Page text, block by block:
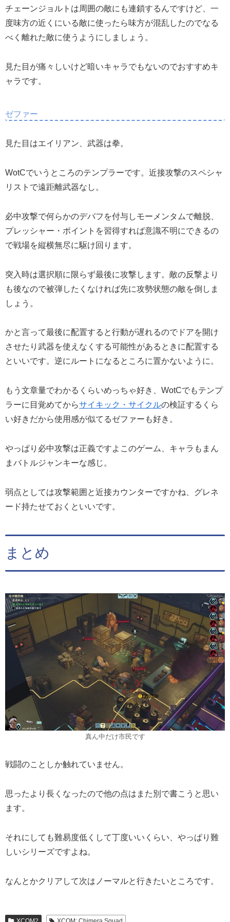
チェーンジョルトは周囲の敵にも連鎖するんですけど、一
度味方の近くにいる敵に使ったら味方が混乱したのでなる
べく離れた敵に使うようにしましょう。
見た目が痛々しいけど暗いキャラでもないのでおすすめキ
ャラです。
ゼファー
見た目はエイリアン、武器は拳。
WotCでいうところのテンプラーです。近接攻撃のスペシャ
リストで遠距離武器なし。
必中攻撃で何らかのデバフを付与しモーメンタムで離脱、
プレッシャー・ポイントを習得すれば意識不明にできるの
で戦場を縦横無尽に駆け回ります。
突入時は選択順に限らず最後に攻撃します。敵の反撃より
も後なので被弾したくなければ先に攻勢状態の敵を倒しま
しょう。
かと言って最後に配置すると行動が遅れるのでドアを開け
させたり武器を使えなくする可能性があるときに配置する
といいです。逆にルートになるところに置かないように。
もう文章量でわかるくらいめっちゃ好き、WotCでもテンプ
ラーに目覚めてからサイキック・サイクルの検証するくら
い好きだから使用感が似てるゼファーも好き。
やっぱり必中攻撃は正義ですよこのゲーム、キャラもまん
まバトルジャンキーな感じ。
弱点としては攻撃範囲と近接カウンターですかね、グレネ
ード持たせておくといいです。
まとめ
真ん中だけ市民です
戦闘のことしか触れていません。
思ったより長くなったので他の点はまた別で書こうと思い
ます。
それにしても難易度低くして丁度いいくらい、やっぱり難
しいシリーズですよね。
なんとかクリアして次はノーマルと行きたいところです。